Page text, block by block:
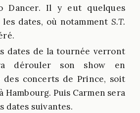
Dancer. Il y eut quelques
les dates, où notammentS.T.
dates de la tournée verront
dérouler son show en
concerts de Prince, soit
Hambourg. Puis Carmen sera
dates suivantes.